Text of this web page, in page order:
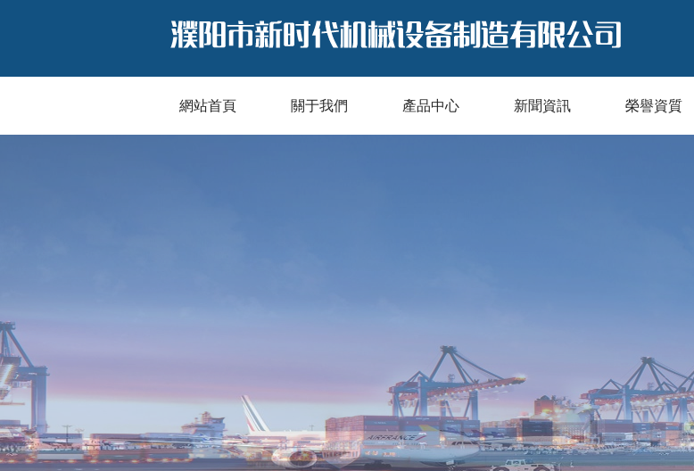
網站首頁 關于我們 產品中心 新聞資訊 榮譽資質